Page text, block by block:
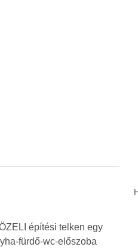
építési telken egy
fürdő-wc-előszoba